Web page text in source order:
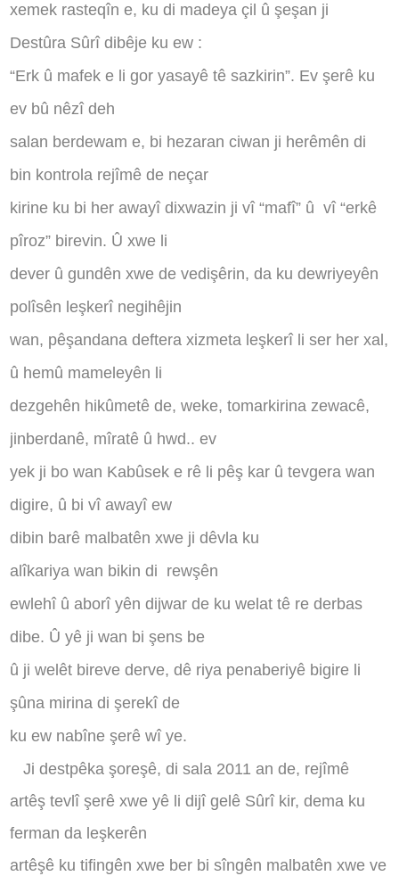
xemek rasteqîn e, ku di madeya çil û şeşan ji
Destûra Sûrî dibêje ku ew :
“Erk û mafek e li gor yasayê tê sazkirin”. Ev şerê ku
ev bû nêzî deh
salan berdewam e, bi hezaran ciwan ji herêmên di
bin kontrola rejîmê de neçar
kirine ku bi her awayî dixwazin ji vî “mafî” û vî “erkê
pîroz” birevin. Û xwe li
dever û gundên xwe de vedişêrin, da ku dewriyeyên
polîsên leşkerî negihêjin
wan, pêşandana deftera xizmeta leşkerî li ser her xal,
û hemû mameleyên li
dezgehên hikûmetê de, weke, tomarkirina zewacê,
jinberdanê, mîratê û hwd.. ev
yek ji bo wan Kabûsek e rê li pêş kar û tevgera wan
digire, û bi vî awayî ew
dibin barê malbatên xwe ji dêvla ku
alîkariya wan bikin di rewşên
ewlehî û aborî yên dijwar de ku welat tê re derbas
dibe. Û yê ji wan bi şens be
û ji welêt bireve derve, dê riya penaberiyê bigire li
şûna mirina di şerekî de
ku ew nabîne şerê wî ye.
Ji destpêka şoreşê, di sala 2011 an de, rejîmê
artêş tevlî şerê xwe yê li dijî gelê Sûrî kir, dema ku
ferman da leşkerên
artêşê ku tifingên xwe ber bi sîngên malbatên xwe ve